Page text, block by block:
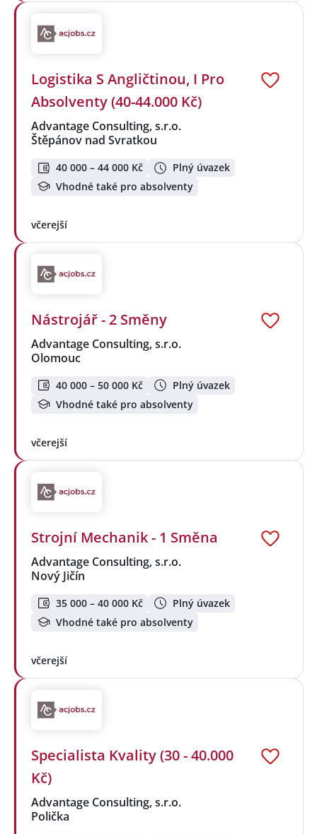
Logistika S Angličtinou, I Pro
Absolventy (40-44.000 Kč)
Advantage Consulting, s.r.o.
Štěpánov nad Svratkou
40 000 – 44 000 Kč
Plný úvazek
Vhodné také pro absolventy
včerejší
Nástrojář - 2 Směny
Advantage Consulting, s.r.o.
Olomouc
40 000 – 50 000 Kč
Plný úvazek
Vhodné také pro absolventy
včerejší
Strojní Mechanik - 1 Směna
Advantage Consulting, s.r.o.
Nový Jičín
35 000 – 40 000 Kč
Plný úvazek
Vhodné také pro absolventy
včerejší
Specialista Kvality (30 - 40.000
Kč)
Advantage Consulting, s.r.o.
Polička